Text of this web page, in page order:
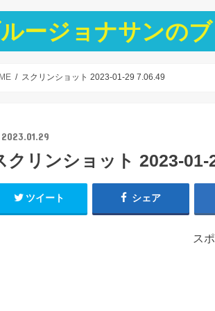
ージョナサンの
スクリンショット 2023-01-29 7.06.49
2023.01.29
クリンショット 2023-01-
ツイート シェア
ス